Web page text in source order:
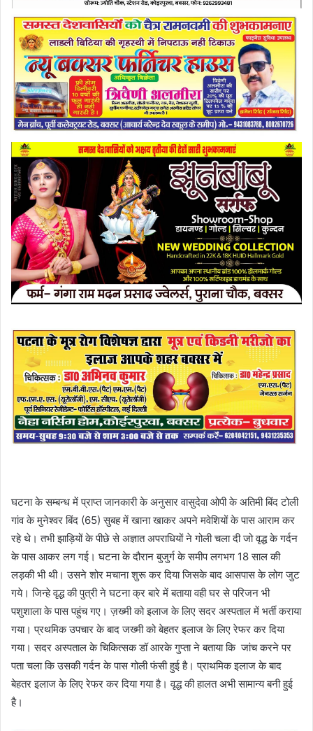
घटना के सम्बन्ध में प्राप्त जानकारी के अनुसार वासुदेवा ओपी के अतिमी बिंद टोली
गांव के मुनेश्वर बिंद (65) सुबह में खाना खाकर अपने मवेशियों के पास आराम कर
रहे थे। तभी झाड़ियों के पीछे से अज्ञात अपराधियों ने गोली चला दी जो वृद्ध के गर्दन
के पास आकर लग गई। घटना के दौरान बुजुर्ग के समीप लगभग 18 साल की
लड़की भी थी। उसने शोर मचाना शुरू कर दिया जिसके बाद आसपास के लोग जुट
गये। जिन्हे वृद्ध की पुत्री ने घटना क्र बारे में बताया वही घर से परिजन भी
पशुशाला के पास पहुंच गए। ज़ख्मी को इलाज के लिए सदर अस्पताल में भर्ती कराया
गया। प्रथमिक उपचार के बाद जख्मी को बेहतर इलाज के लिए रेफर कर दिया
गया। सदर अस्पताल के चिकित्सक डॉ आरके गुप्ता ने बताया कि जांच करने पर
पता चला कि उसकी गर्दन के पास गोली फंसी हुई है। प्राथमिक इलाज के बाद
बेहतर इलाज के लिए रेफर कर दिया गया है। वृद्ध की हालत अभी सामान्य बनी हुई
है।